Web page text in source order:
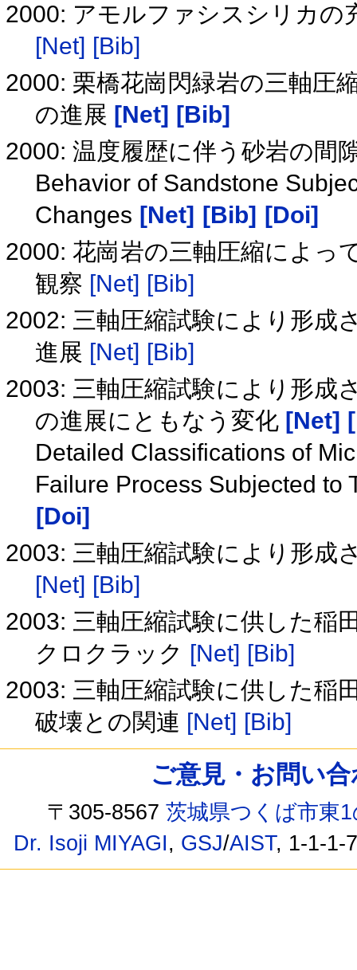
2000: アモルファシスシリカの
[Net] [Bib]
2000: 栗橋花崗閃緑岩の三軸圧
の進展 [Net] [Bib]
2000: 温度履歴に伴う砂岩の間
Behavior of Sandstone
Changes [Net] [Bib]
[Doi]
2000: 花崗岩の三軸圧縮によっ
観察 [Net] [Bib]
2002: 三軸圧縮試験により形成
進展 [Net] [Bib]
2003: 三軸圧縮試験により形成
の進展にともなう変化 [Net]
Detailed Classifications of
Failure Process Subjected to
[Doi]
2003: 三軸圧縮試験により形成
[Net] [Bib]
2003: 三軸圧縮試験に供した稲
クロクラック [Net] [Bib]
2003: 三軸圧縮試験に供した稲
破壊との関連 [Net] [Bib]
ご意見・お問い
〒305-8567茨城県つくば市東
Dr. Isoji MIYAGI, GSJ/AIST, 1-1-1-